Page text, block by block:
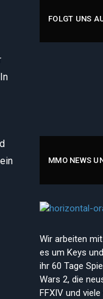
FOLGT UNS
MMO NEWS
Wir arbeiten
es um Keys
ihr 60 Tage
Wars 2, die
FFXIV und